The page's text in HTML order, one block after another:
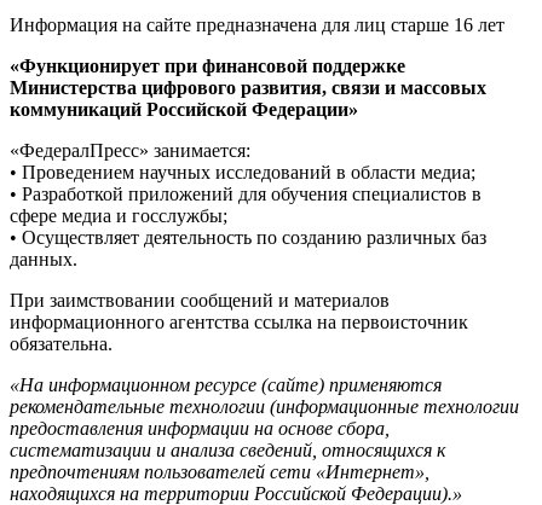
Информация на сайте предназначена для лиц старше 16 лет
«Функционирует при финансовой поддержке
Министерства цифрового развития, связи и массовых
коммуникаций Российской Федерации»
«ФедералПресс» занимается:
• Проведением научных исследований в области медиа;
• Разработкой приложений для обучения специалистов в
сфере медиа и госслужбы;
• Осуществляет деятельность по созданию различных баз
данных.
При заимствовании сообщений и материалов
информационного агентства ссылка на первоисточник
обязательна.
«На информационном ресурсе (сайте) применяются
рекомендательные технологии (информационные технологии
предоставления информации на основе сбора,
систематизации и анализа сведений, относящихся к
предпочтениям пользователей сети «Интернет»,
находящихся на территории Российской Федерации).»